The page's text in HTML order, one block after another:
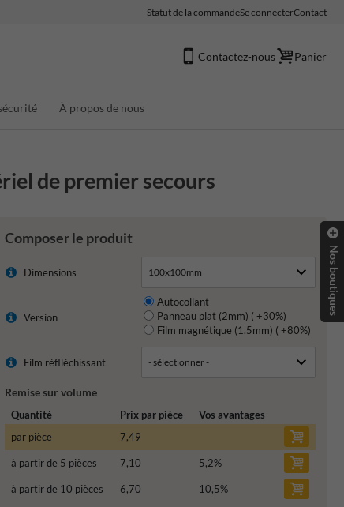
Statut de la commandeSe connecterContact
Contactez-nous Panier
À propos de nous
de premier secours
Composer le produit
Dimensions
Version
Autocollant
Panneau plat (2mm) ( +30%)
Film magnétique (1.5mm) ( +80%)
Film réflléchissant
Remise sur volume
Quantité Prix par pièce
Vos avantages
par pièce
7,49
à partir de 5 pièces 7,10 5,2%
à partir de 10 pièces 6,70 10,5%
Nos boutiques